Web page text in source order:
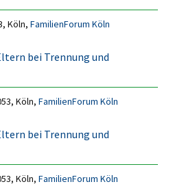
Köln,FamilienForum Köln
bei Trennung und
Köln,FamilienForum Köln
bei Trennung und
Köln,FamilienForum Köln